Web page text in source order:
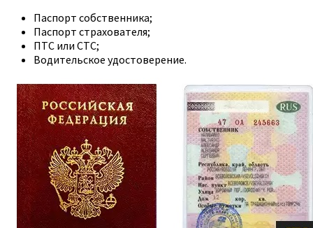
Паспорт собственника;
Паспорт страхователя;
ПТС или СТС;
Водительское удостоверение.